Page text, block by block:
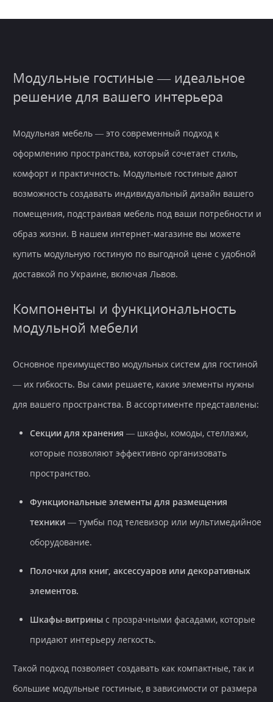
Модульные гостиные — идеальное
решение для вашего интерьера
Модульная мебель — это современный подход к
оформлению пространства, который сочетает стиль,
комфорт и практичность. Модульные гостиные дают
возможность создавать индивидуальный дизайн вашего
помещения, подстраивая мебель под ваши потребности и
образ жизни. В нашем интернет-магазине вы можете
купить модульную гостиную по выгодной цене с удобной
доставкой по Украине, включая Львов.
Компоненты и функциональность
модульной мебели
Основное преимущество модульных систем для гостиной
— их гибкость. Вы сами решаете, какие элементы нужны
для вашего пространства. В ассортименте представлены:
Секции для хранения — шкафы, комоды, стеллажи,
которые позволяют эффективно организовать
пространство.
Функциональные элементы для размещения
техники — тумбы под телевизор или мультимедийное
оборудование.
Полочки для книг, аксессуаров или декоративных
элементов.
Шкафы-витрины с прозрачными фасадами, которые
придают интерьеру легкость.
Такой подход позволяет создавать как компактные, так и
большие модульные гостиные, в зависимости от размера